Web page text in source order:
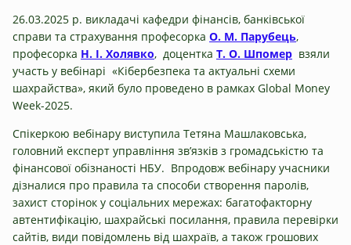
26.03.2025 р. викладачі кафедри фінансів, банківської
справи та страхування професорка О. М. Парубець,
професорка Н. І. Холявко, доцентка Т. О. Шпомер взяли
участь у вебінарі «Кібербезпека та актуальні схеми
шахрайства», який було проведено в рамках Global Money
Week-2025.
Спікеркою вебінару виступила Тетяна Машлаковська,
головний експерт управління зв’язків з громадськістю та
фінансової обізнаності НБУ. Впродовж вебінару учасники
дізналися про правила та способи створення паролів,
захист сторінок у соціальних мережах: багатофакторну
автентифікацію, шахрайські посилання, правила перевірки
сайтів, види повідомлень від шахраїв, а також грошових